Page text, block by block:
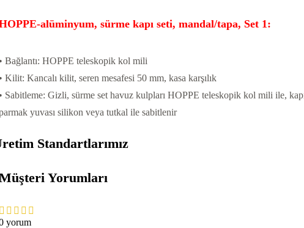
alüminyum, sürme kapı seti, mandal/tapa, Set 1:
Bağlantı: HOPPE teleskopik kol mili
Kilit: Kancalı kilit, seren mesafesi 50 mm, kasa karşılık
Sabitleme: Gizli, sürme set havuz kulpları HOPPE teleskopik kol mili ile,
yuvası silikon veya tutkal ile sabitlenir
Standartlarımız
Yorumları
yorum